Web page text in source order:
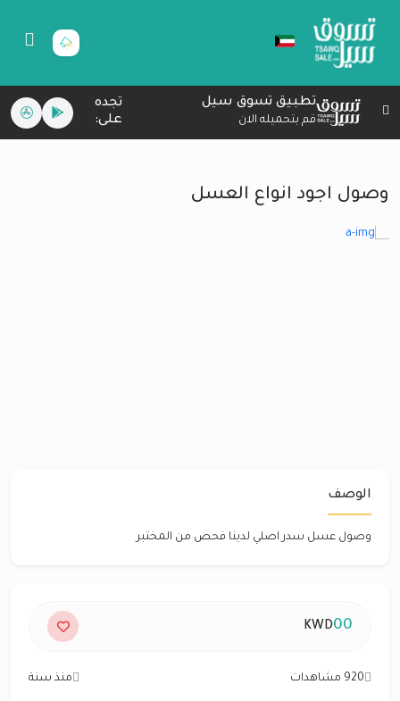
تطبيق تسوق سيل
قم بتحميله الان
تجده
على:
وصول اجود انواع العسل
الوصف
وصول عسل سدر اصلي لدينا فحص من المختبر
00
KWD
920 مشاهدات منذ سنة